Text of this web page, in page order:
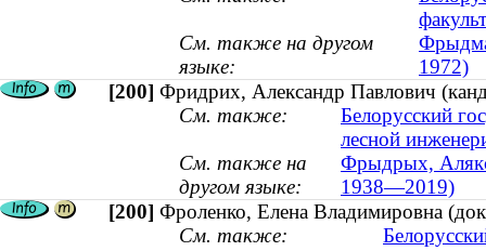
См. также на другом
языке:
1972)
[200] Фридрих, Александр Павлович
См. также:
Белорусский
лесной
См. также на
другом языке:
Фрыдрых,
1938—2019)
[200] Фроленко, Елена Владимировна
См. также: